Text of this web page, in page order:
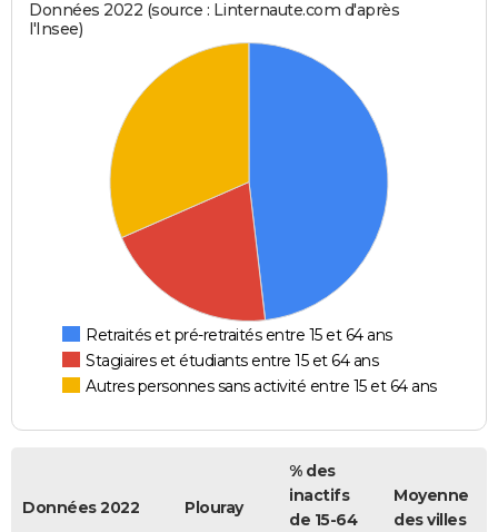
Données 2022 (source : Linternaute.com d'après
l'Insee)
Retraités et pré-retraités entre 15 et 64 ans
Stagiaires et étudiants entre 15 et 64 ans
Autres personnes sans activité entre 15 et 64 ans
Données 2022 Plouray
% des
inactifs
de 15-64
Moyenne
des villes